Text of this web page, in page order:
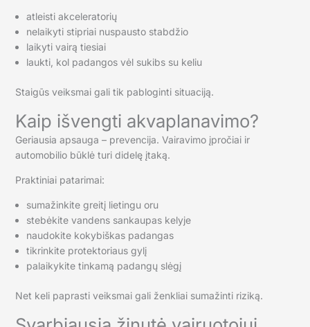
atleisti akceleratorių
nelaikyti stipriai nuspausto stabdžio
laikyti vairą tiesiai
laukti, kol padangos vėl sukibs su keliu
Staigūs veiksmai gali tik pabloginti situaciją.
Kaip išvengti akvaplanavimo?
Geriausia apsauga – prevencija. Vairavimo įpročiai ir
automobilio būklė turi didelę įtaką.
Praktiniai patarimai:
sumažinkite greitį lietingu oru
stebėkite vandens sankaupas kelyje
naudokite kokybiškas padangas
tikrinkite protektoriaus gylį
palaikykite tinkamą padangų slėgį
Net keli paprasti veiksmai gali ženkliai sumažinti riziką.